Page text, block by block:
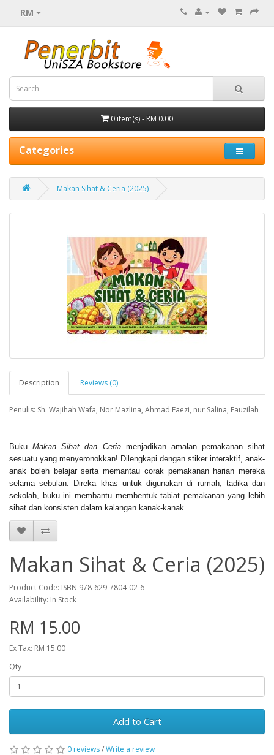
RM
0 item(s) - RM 0.00
Categories
Makan Sihat & Ceria (2025)
Description Reviews (0)
Penulis: Sh. Wajihah Wafa, Nor Mazlina, Ahmad Faezi, nur Salina, Fauzilah
BukuMakan Sihat dan Ceriamenjadikan amalan pemakanan sihat
sesuatu yang menyeronokkan! Dilengkapi dengan stiker interaktif, anak-
anak boleh belajar serta memantau corak pemakanan harian mereka
selama sebulan. Direka khas untuk digunakan di rumah, tadika dan
sekolah, buku ini membantu membentuk tabiat pemakanan yang lebih
sihat dan konsisten dalam kalangan kanak-kanak.
Makan Sihat & Ceria (2025)
Product Code: ISBN 978-629-7804-02-6
Availability: In Stock
RM 15.00
Ex Tax: RM 15.00
Qty
Add to Cart
0 reviews/Write a review